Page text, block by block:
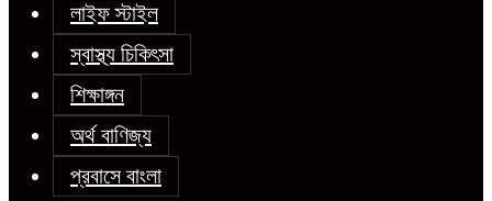
লাইফ স্টাইল
স্বাস্থ্য চিকিৎসা
শিক্ষাঙ্গন
অর্থ বাণিজ্য
প্রবাসে বাংলা